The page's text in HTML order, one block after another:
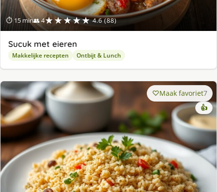
⏱ 15 min👥 4★★★★★ 4.6 (88)
Sucuk met eieren
Makkelijke recepten Ontbijt & Lunch
Maak favoriet7
👍